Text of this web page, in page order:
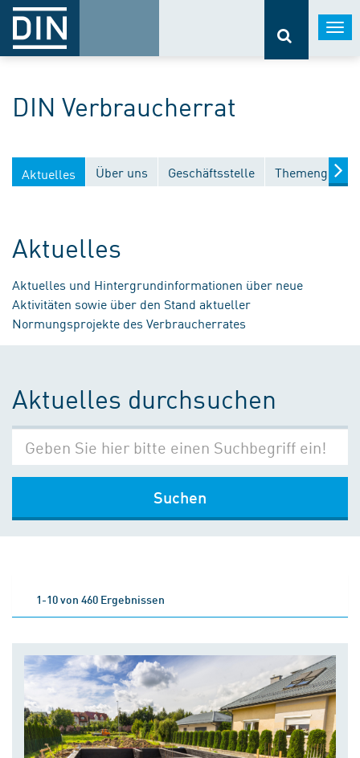
DIN Verbraucherrat
Aktuelles Über uns Geschäftsstelle
Aktuelles
Aktuelles und Hintergrundinformationen über neue
Aktivitäten sowie über den Stand aktueller
Normungsprojekte des Verbraucherrates
Aktuelles durchsuchen
Suchen
1-10 von 460 Ergebnissen